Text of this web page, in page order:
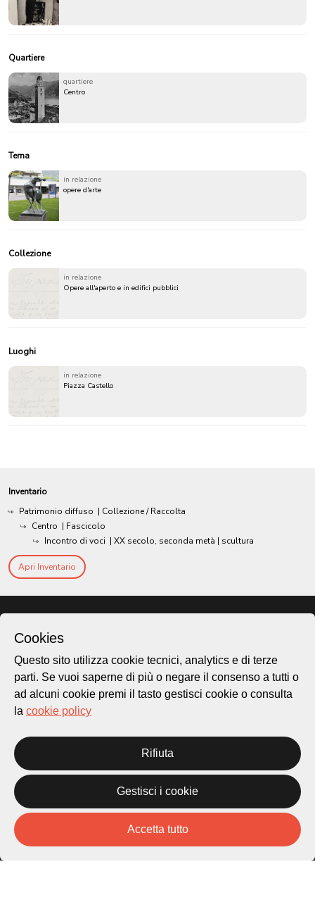
Quartiere
quartiere
Centro
Tema
in relazione
opere d'arte
Collezione
in relazione
Opere all'aperto e in edifici pubblici
Luoghi
in relazione
Piazza Castello
Inventario
Patrimonio diffuso | Collezione / Raccolta
Centro | Fascicolo
Incontro di voci | XX secolo, seconda metà | scultura
Apri Inventario
Città di Lugano
Cultura
Piazza Carlo Cattaneo 1
6976 Castagnola
Cookies
Questo sito utilizza cookie tecnici, analytics e di terze
parti. Se vuoi saperne di più o negare il consenso a tutti o
ad alcuni cookie premi il tasto gestisci cookie o consulta
la cookie policy
Rifiuta
Gestisci i cookie
Accetta tutto